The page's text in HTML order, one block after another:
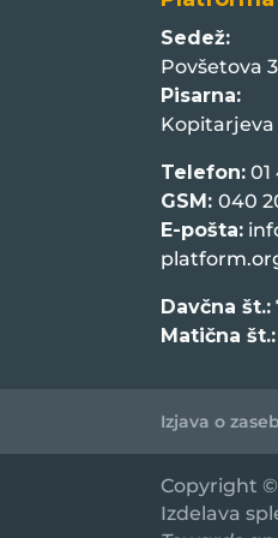
Sedež:
Povšetova
Pisarna:
Kopitarjeva
Telefon: 01
GSM:040
E-pošta:
Davčna št.:
Matična št.:
Izjava o
Copyright ©
Izdelava